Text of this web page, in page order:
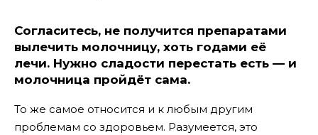
Согласитесь, не получится препаратами
вылечить молочницу, хоть годами её
лечи. Нужно сладости перестать есть — и
молочница пройдёт сама.
То же самое относится и к любым другим
проблемам со здоровьем. Разумеется, это